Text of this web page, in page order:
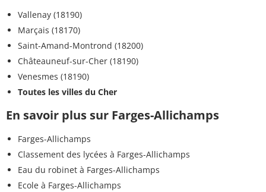
Vallenay (18190)
Marçais (18170)
Saint-Amand-Montrond (18200)
Châteauneuf-sur-Cher (18190)
Venesmes (18190)
Toutes les villes du Cher
En savoir plus sur Farges-Allichamps
Farges-Allichamps
Classement des lycées à Farges-Allichamps
Eau du robinet à Farges-Allichamps
Ecole à Farges-Allichamps